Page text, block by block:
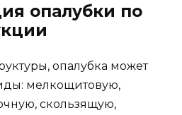
опалубки по
опалубка может
мелкощитовую,
скользящую,